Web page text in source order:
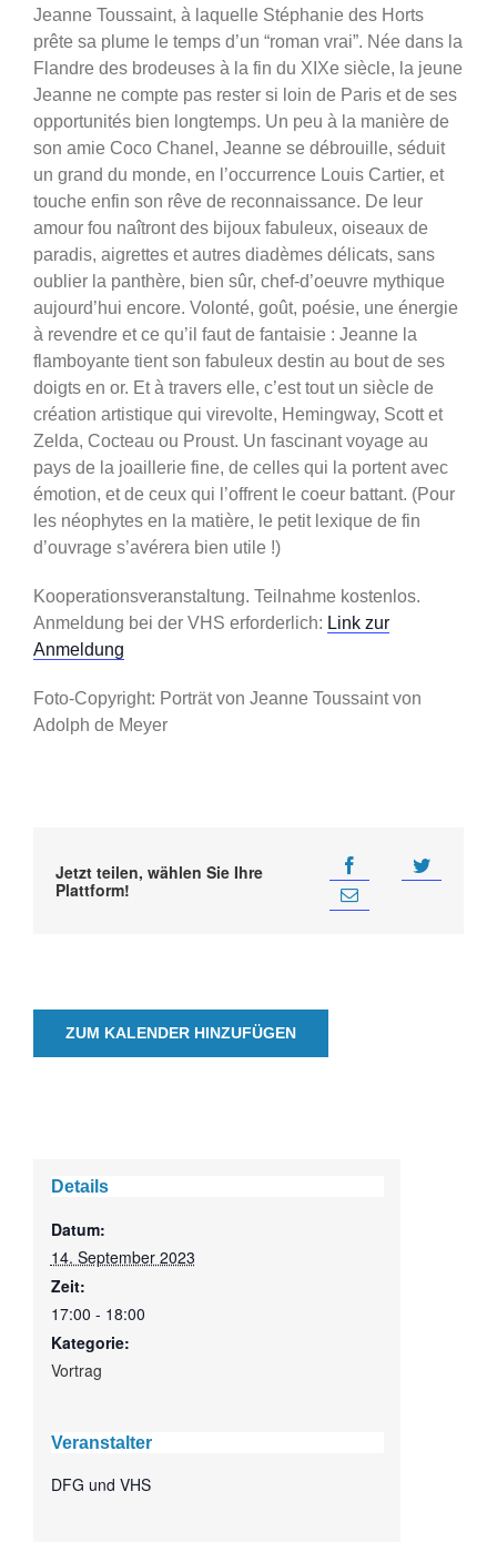
Jeanne Toussaint, à laquelle Stéphanie des Horts
prête sa plume le temps d’un “roman vrai”. Née dans la
Flandre des brodeuses à la fin du XIXe siècle, la jeune
Jeanne ne compte pas rester si loin de Paris et de ses
opportunités bien longtemps. Un peu à la manière de
son amie Coco Chanel, Jeanne se débrouille, séduit
un grand du monde, en l’occurrence Louis Cartier, et
touche enfin son rêve de reconnaissance. De leur
amour fou naîtront des bijoux fabuleux, oiseaux de
paradis, aigrettes et autres diadèmes délicats, sans
oublier la panthère, bien sûr, chef-d’oeuvre mythique
aujourd’hui encore. Volonté, goût, poésie, une énergie
à revendre et ce qu’il faut de fantaisie : Jeanne la
flamboyante tient son fabuleux destin au bout de ses
doigts en or. Et à travers elle, c’est tout un siècle de
création artistique qui virevolte, Hemingway, Scott et
Zelda, Cocteau ou Proust. Un fascinant voyage au
pays de la joaillerie fine, de celles qui la portent avec
émotion, et de ceux qui l’offrent le coeur battant. (Pour
les néophytes en la matière, le petit lexique de fin
d’ouvrage s’avérera bien utile !)
Kooperationsveranstaltung. Teilnahme kostenlos.
Anmeldung bei der VHS erforderlich: Link zur
Anmeldung
Foto-Copyright: Porträt von Jeanne Toussaint von
Adolph de Meyer
Jetzt teilen, wählen Sie Ihre
Plattform!
ZUM KALENDER HINZUFÜGEN
Details
Datum:
14. September 2023
Zeit:
17:00 - 18:00
Kategorie:
Vortrag
Veranstalter
DFG und VHS